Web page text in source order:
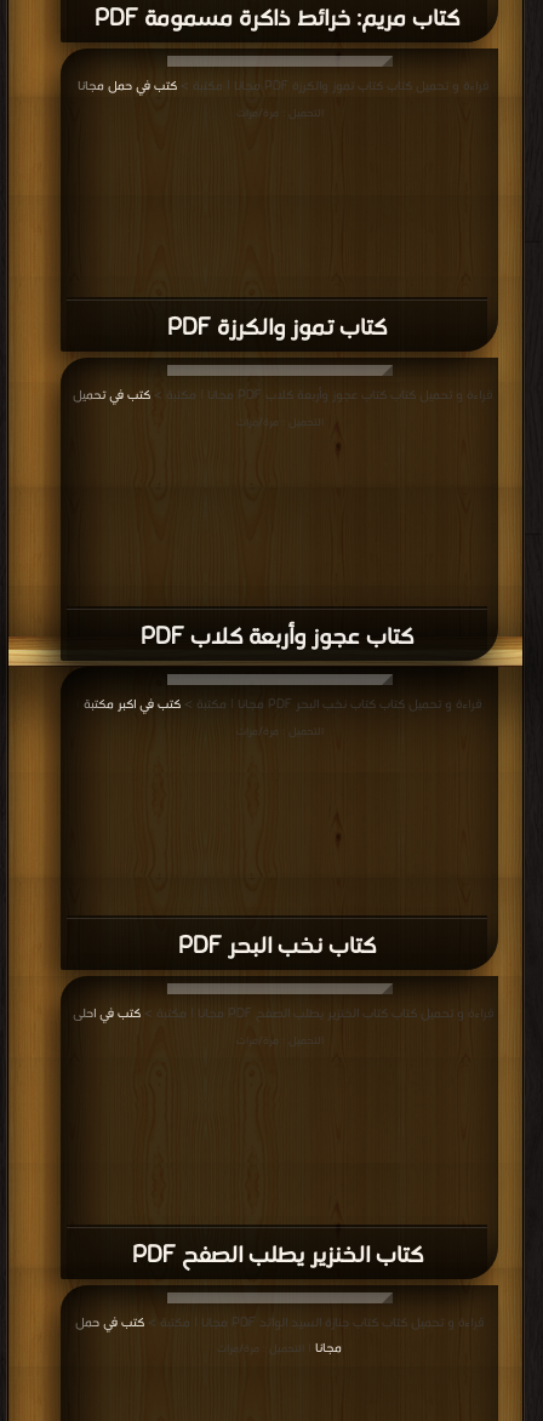
كتاب مريم: خرائط ذاكرة مسمومة PDF
كتاب تموز والكرزة PDF
قراءة و تحميل كتاب كتاب تموز والكرزة PDF مجانا | مكتبة > كتب في حمل مجانا
التحميل : مرة/مرات
كتاب عجوز وأربعة كلاب PDF
قراءة و تحميل كتاب كتاب عجوز وأربعة كلاب PDF مجانا | مكتبة > كتب في تحميل
التحميل : مرة/مرات
كتاب نخب البحر PDF
قراءة و تحميل كتاب كتاب نخب البحر PDF مجانا | مكتبة > كتب في اكبر مكتبة
التحميل : مرة/مرات
كتاب الخنزير يطلب الصفح PDF
قراءة و تحميل كتاب كتاب الخنزير يطلب الصفح PDF مجانا | مكتبة > كتب في احلى
التحميل : مرة/مرات
قراءة و تحميل كتاب كتاب جنازة السيد الوالد PDF مجانا | مكتبة >
كتب في حمل
مجانا | التحميل : مرة/مرات